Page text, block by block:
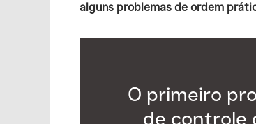
alguns problemas de ordem
O primeiro
de controle